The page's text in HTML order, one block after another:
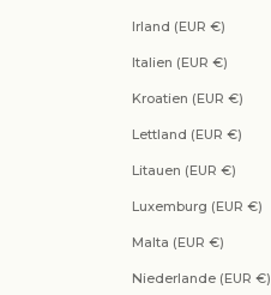
Irland (EUR €)
Italien (EUR €)
Kroatien (EUR €)
Lettland (EUR €)
Litauen (EUR €)
Luxemburg (EUR €)
Malta (EUR €)
Niederlande (EUR €)